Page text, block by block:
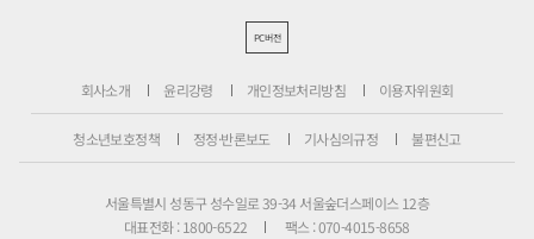
PC버전
회사소개 윤리강령 개인정보처리방침 이용자위원회
청소년보호정책 정정·반론보도 기사심의규정 불편신고
서울특별시 성동구 성수일로 39-34 서울숲더스페이스 12층
대표전화 : 1800-6522
팩스 : 070-4015-8658